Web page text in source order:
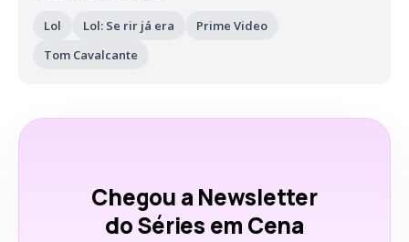
Lol Lol: Se rir já era
Prime Video
Tom Cavalcante
Chegou a Newsletter
do Séries em Cena